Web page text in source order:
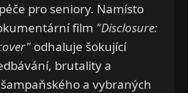
pro seniory. Namísto
film "Disclosure:
odhaluje šokující
brutality a
a vybraných